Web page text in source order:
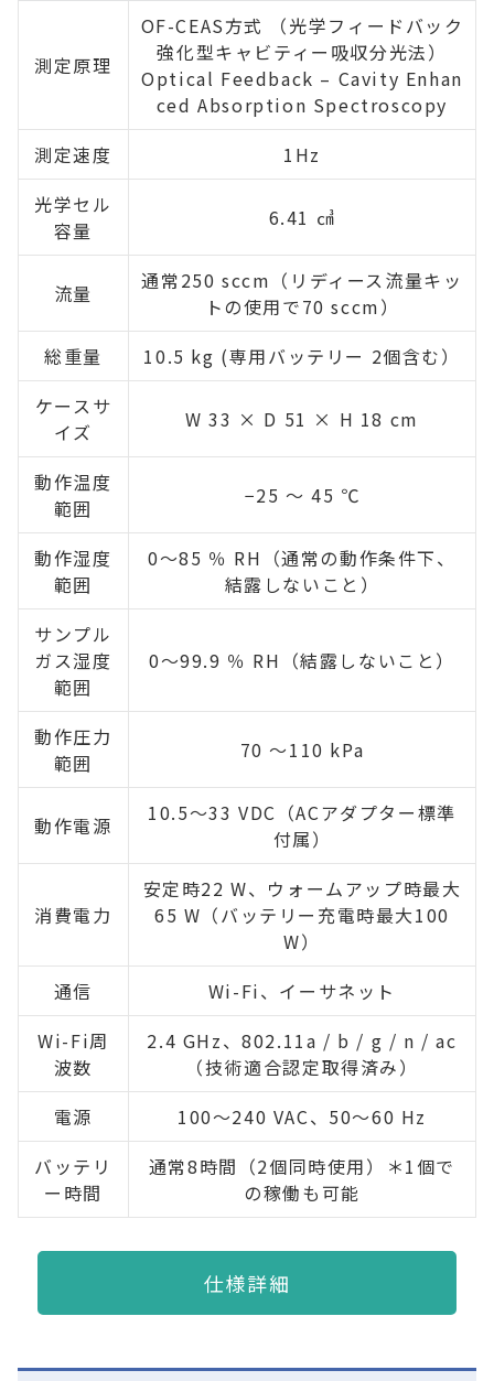
測定原理
OF-CEAS方式 （光学フィードバック
強化型キャビティー吸収分光法）
Optical Feedback – Cavity Enhan
ced Absorption Spectroscopy
測定速度
1Hz
光学セル
容量
6.41 ㎤
流量
通常250 sccm（リディース流量キッ
トの使用で70 sccm）
総重量
10.5 kg (専用バッテリー 2個含む）
ケースサ
イズ
W 33 × D 51 × H 18 cm
動作温度
範囲
−25 ～ 45 ℃
動作湿度
範囲
0〜85 ％ RH（通常の動作条件下、
結露しないこと）
サンプル
ガス湿度
範囲
0～99.9 ％ RH（結露しないこと）
動作圧力
範囲
70 ～110 kPa
動作電源
10.5～33 VDC（ACアダプター標準
付属）
消費電力
安定時22 W、ウォームアップ時最⼤
65 W（バッテリー充電時最大100
W）
通信
Wi-Fi、イーサネット
Wi-Fi周
波数
2.4 GHz、802.11a / b / g / n / ac
（技術適合認定取得済み）
電源
100～240 VAC、50～60 Hz
バッテリ
ー時間
通常8時間（2個同時使用）＊1個で
の稼働も可能
仕様詳細